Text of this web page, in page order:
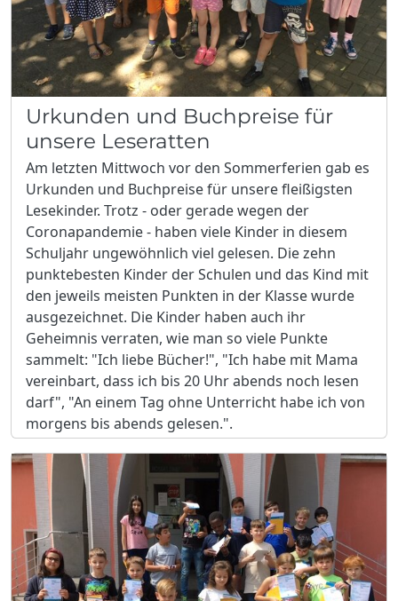
Urkunden und Buchpreise für
unsere Leseratten
Am letzten Mittwoch vor den Sommerferien gab es
Urkunden und Buchpreise für unsere fleißigsten
Lesekinder. Trotz - oder gerade wegen der
Coronapandemie - haben viele Kinder in diesem
Schuljahr ungewöhnlich viel gelesen. Die zehn
punktebesten Kinder der Schulen und das Kind mit
den jeweils meisten Punkten in der Klasse wurde
ausgezeichnet. Die Kinder haben auch ihr
Geheimnis verraten, wie man so viele Punkte
sammelt: "Ich liebe Bücher!", "Ich habe mit Mama
vereinbart, dass ich bis 20 Uhr abends noch lesen
darf", "An einem Tag ohne Unterricht habe ich von
morgens bis abends gelesen.".